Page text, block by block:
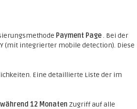
Payment Page. Bei der
(mit integrierter mobile detection). Diese
Eine detaillierte Liste der im
während 12 Monaten Zugriff auf alle